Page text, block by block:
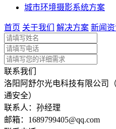
城市环境摄影系统方案
首页 关于我们 解决方案 新闻
联系我们
洛阳阿舒尔光电科技有限公司
通安全）
联系人：孙经理
邮箱： 1689799405@qq.com